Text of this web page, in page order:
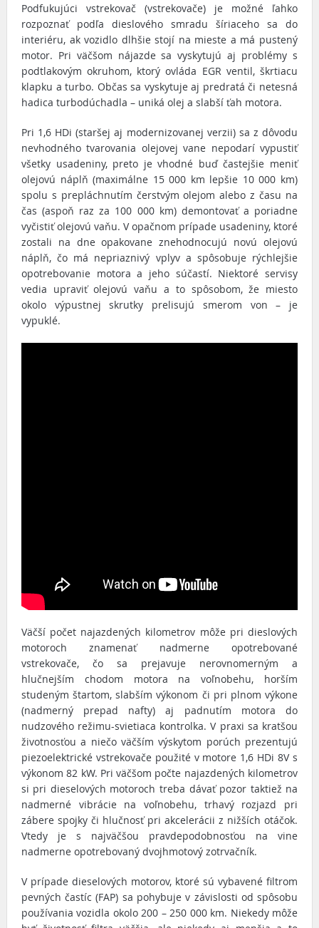
Podfukujúci vstrekovač (vstrekovače) je možné ľahko
rozpoznať podľa dieslového smradu šíriaceho sa do
interiéru, ak vozidlo dlhšie stojí na mieste a má pustený
motor. Pri väčšom nájazde sa vyskytujú aj problémy s
podtlakovým okruhom, ktorý ovláda EGR ventil, škrtiacu
klapku a turbo. Občas sa vyskytuje aj predratá či netesná
hadica turbodúchadla – uniká olej a slabší ťah motora.
Pri 1,6 HDi (staršej aj modernizovanej verzii) sa z dôvodu
nevhodného tvarovania olejovej vane nepodarí vypustiť
všetky usadeniny, preto je vhodné buď častejšie meniť
olejovú náplň (maximálne 15 000 km lepšie 10 000 km)
spolu s prepláchnutím čerstvým olejom alebo z času na
čas (aspoň raz za 100 000 km) demontovať a poriadne
vyčistiť olejovú vaňu. V opačnom prípade usadeniny, ktoré
zostali na dne opakovane znehodnocujú novú olejovú
náplň, čo má nepriaznivý vplyv a spôsobuje rýchlejšie
opotrebovanie motora a jeho súčastí. Niektoré servisy
vedia upraviť olejovú vaňu a to spôsobom, že miesto
okolo výpustnej skrutky prelisujú smerom von – je
vypuklé.
Väčší počet najazdených kilometrov môže pri dieslových
motoroch znamenať nadmerne opotrebované
vstrekovače, čo sa prejavuje nerovnomerným a
hlučnejším chodom motora na voľnobehu, horším
studeným štartom, slabším výkonom či pri plnom výkone
(nadmerný prepad nafty) aj padnutím motora do
nudzového režimu-svietiaca kontrolka. V praxi sa kratšou
životnosťou a niečo väčším výskytom porúch prezentujú
piezoelektrické vstrekovače použité v motore 1,6 HDi 8V s
výkonom 82 kW. Pri väčšom počte najazdených kilometrov
si pri dieselových motoroch treba dávať pozor taktiež na
nadmerné vibrácie na voľnobehu, trhavý rozjazd pri
zábere spojky či hlučnosť pri akcelerácii z nižších otáčok.
Vtedy je s najväčšou pravdepodobnosťou na vine
nadmerne opotrebovaný dvojhmotový zotrvačník.
V prípade dieselových motorov, ktoré sú vybavené filtrom
pevných častíc (FAP) sa pohybuje v závislosti od spôsobu
používania vozidla okolo 200 – 250 000 km. Niekedy môže